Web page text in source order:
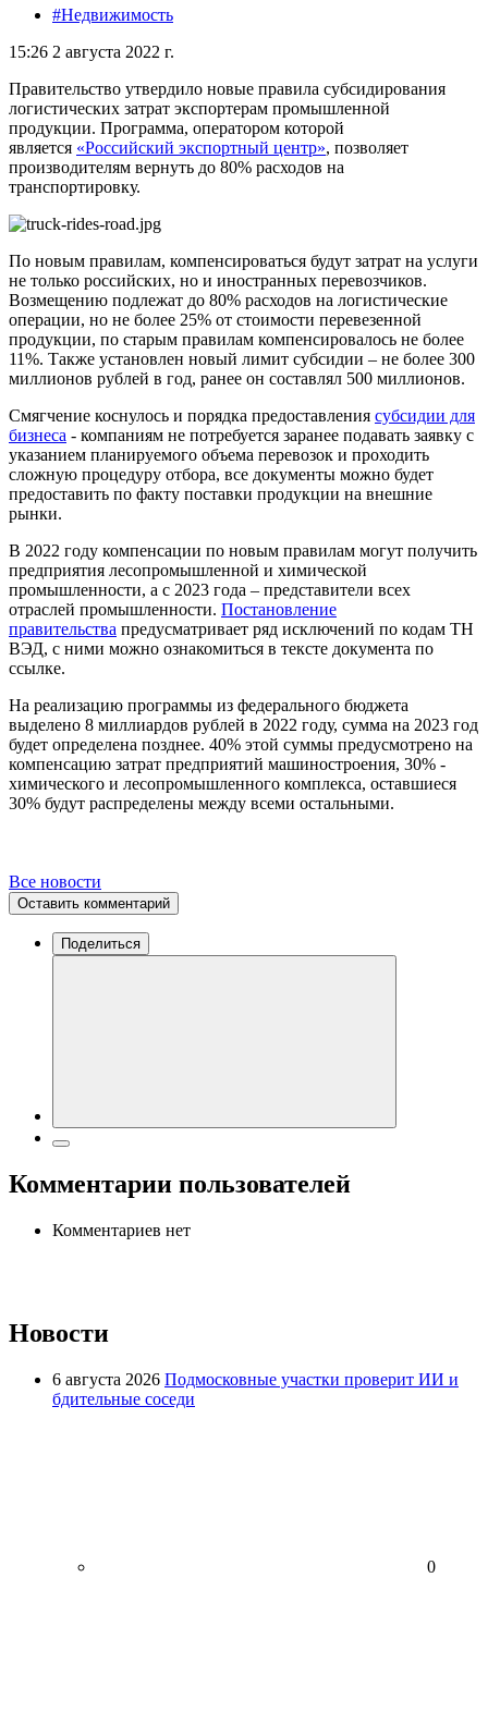
#Недвижимость
15:26 2 августа 2022 г.
Правительство утвердило новые правила субсидирования
логистических затрат экспортерам промышленной
продукции. Программа, оператором которой
является «Российский экспортный центр», позволяет
производителям вернуть до 80% расходов на
транспортировку.
По новым правилам, компенсироваться будут затрат на услуги
не только российских, но и иностранных перевозчиков.
Возмещению подлежат до 80% расходов на логистические
операции, но не более 25% от стоимости перевезенной
продукции, по старым правилам компенсировалось не более
11%. Также установлен новый лимит субсидии – не более 300
миллионов рублей в год, ранее он составлял 500 миллионов.
Смягчение коснулось и порядка предоставления субсидии для
бизнеса - компаниям не потребуется заранее подавать заявку с
указанием планируемого объема перевозок и проходить
сложную процедуру отбора, все документы можно будет
предоставить по факту поставки продукции на внешние
рынки.
В 2022 году компенсации по новым правилам могут получить
предприятия лесопромышленной и химической
промышленности, а с 2023 года – представители всех
отраслей промышленности. Постановление
правительства предусматривает ряд исключений по кодам ТН
ВЭД, с ними можно ознакомиться в тексте документа по
ссылке.
На реализацию программы из федерального бюджета
выделено 8 миллиардов рублей в 2022 году, сумма на 2023 год
будет определена позднее. 40% этой суммы предусмотрено на
компенсацию затрат предприятий машиностроения, 30% -
химического и лесопромышленного комплекса, оставшиеся
30% будут распределены между всеми остальными.
Все новости
Оставить комментарий
Поделиться
Комментарии пользователей
Комментариев нет
Новости
6 августа 2026 Подмосковные участки проверит ИИ и
бдительные соседи
0